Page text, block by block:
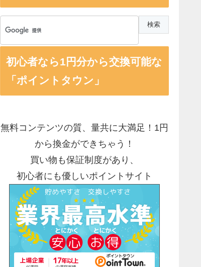
初心者なら1円分から交換可能な
「ポイントタウン」
無料コンテンツの質、量共に大満足！1円
から換金ができちゃう！
買い物も保証制度があり、
初心者にも優しいポイントサイト